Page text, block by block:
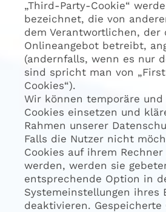
„Third-Party-Cookie“
bezeichnet, die von
dem Verantwortlichen, der
Onlineangebot betreibt,
(andernfalls, wenn es nur
sind spricht man von
Cookies“).
Wir können temporäre
Cookies einsetzen und
Rahmen unserer
Falls die Nutzer nicht
Cookies auf ihrem
werden, werden sie
entsprechende Option in
Systemeinstellungen ihres
deaktivieren. Gespeicherte